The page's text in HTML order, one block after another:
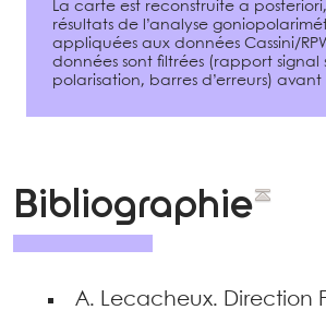
La carte est reconstruite a
résultats de l’analyse
appliquées aux données Cassini/
données sont filtrées (rapport signal
polarisation, barres d’erreurs)
Bibliographie
A. Lecacheux. Direction